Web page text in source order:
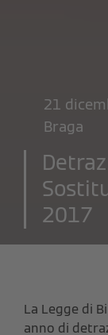
21
Braga
2017
La Legge di
anno di